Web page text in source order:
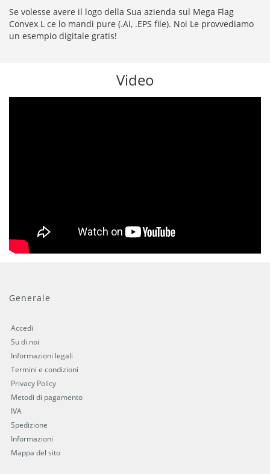
Se volesse avere il logo della Sua azienda sul Mega Flag
Convex L ce lo mandi pure (.AI, .EPS file). Noi Le provvediamo
un esempio digitale gratis!
Video
Generale
Accedi
Su di noi
Informazioni legali
Termini e condizioni
Privacy Policy
Metodi di pagamento
IVA
Spedizione
Informazioni
Mappa del sito